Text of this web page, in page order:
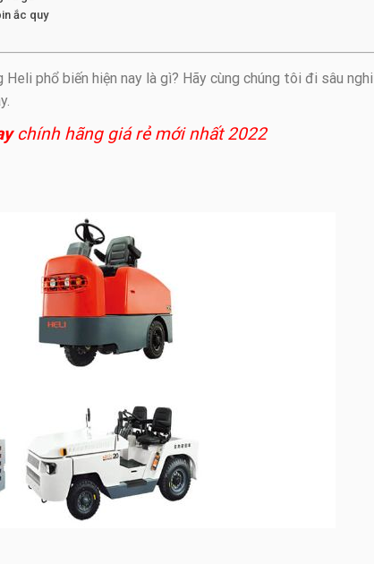
ắc quy
phổ biến hiện nay là gì? Hãy cùng chúng tôi đi sâu
chính hãng giá rẻ mới nhất 2022